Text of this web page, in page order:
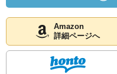
Amazon
詳細ページへ